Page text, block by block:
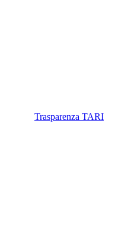
Trasparenza TARI